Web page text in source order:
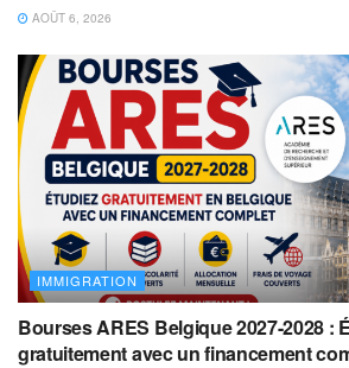
AOÛT 6, 2026
IMMIGRATION
Bourses ARES Belgique 2027-2028 :
gratuitement avec un financement